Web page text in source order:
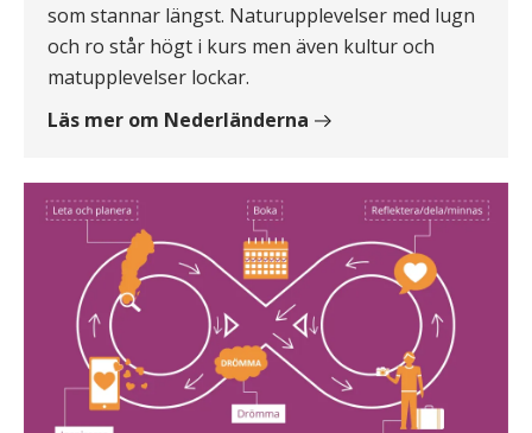
som stannar längst. Naturupplevelser med lugn
och ro står högt i kurs men även kultur och
matupplevelser lockar.
Läs mer om Nederländerna